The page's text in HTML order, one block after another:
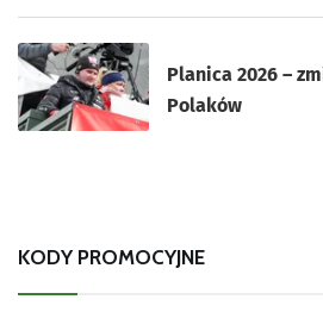
Planica 2026 –
Polaków
KODY PROMOCYJNE